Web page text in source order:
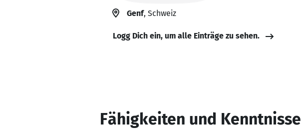
Genf, Schweiz
Logg Dich ein, um alle Einträge zu sehen.
Fähigkeiten und Kenntnisse